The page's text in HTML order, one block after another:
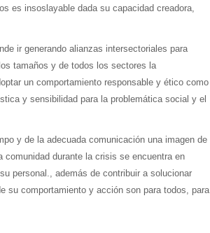
es insoslayable dada su capacidad creadora,
ir generando alianzas intersectoriales para
tamaños y de todos los sectores la
un comportamiento responsable y ético como
y sensibilidad para la problemática social y el
y de la adecuada comunicación una imagen de
comunidad durante la crisis se encuentra en
personal., además de contribuir a solucionar
su comportamiento y acción son para todos, para